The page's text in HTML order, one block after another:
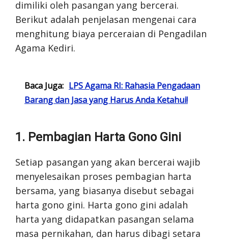
dimiliki oleh pasangan yang bercerai.
Berikut adalah penjelasan mengenai cara
menghitung biaya perceraian di Pengadilan
Agama Kediri.
Baca Juga: LPS Agama RI: Rahasia Pengadaan
Barang dan Jasa yang Harus Anda Ketahui!
1. Pembagian Harta Gono Gini
Setiap pasangan yang akan bercerai wajib
menyelesaikan proses pembagian harta
bersama, yang biasanya disebut sebagai
harta gono gini. Harta gono gini adalah
harta yang didapatkan pasangan selama
masa pernikahan, dan harus dibagi setara